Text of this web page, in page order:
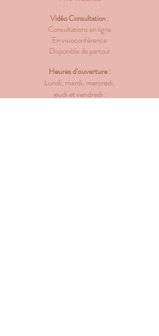
Vidéo Consultation :
Consultations en ligne
En visioconférence
Disponible de partout
Heures d'ouverture :
Lundi, mardi, mercredi,
jeudi et vendredi :